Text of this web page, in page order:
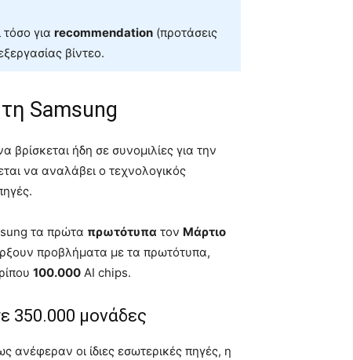
για recommendation (προτάσεις
βίντεο.
Samsung
βρίσκεται ήδη σε συνομιλίες για την
να αναλάβει ο τεχνολογικός
τα πρώτα πρωτότυπα τον Μάρτιο
προβλήματα με τα πρωτότυπα,
100.000 AI chips.
350.000 μονάδες
οι ίδιες εσωτερικές πηγές, η